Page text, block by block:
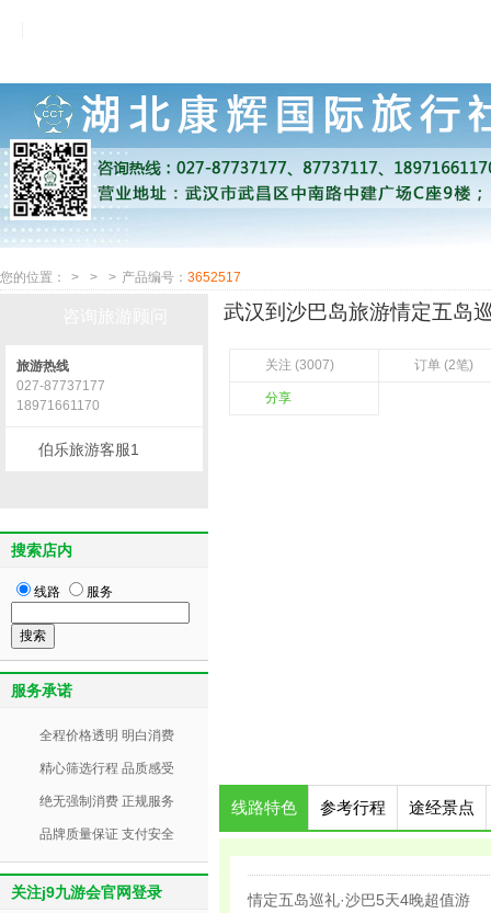
您的位置： > > > 产品编号： 3652517
武汉到沙巴岛旅游情定五岛
关注 (3007) 订单 (2笔)
分享
线路特色 参考行程 途经景点
情定五岛巡礼·沙巴5天4晚超值游
旅游热线
027-87737177
18971661170
伯乐旅游客服1
搜索店内
线路 服务
服务承诺
全程价格透明 明白消费
精心筛选行程 品质感受
绝无强制消费 正规服务
品牌质量保证 支付安全
关注j9九游会官网登录